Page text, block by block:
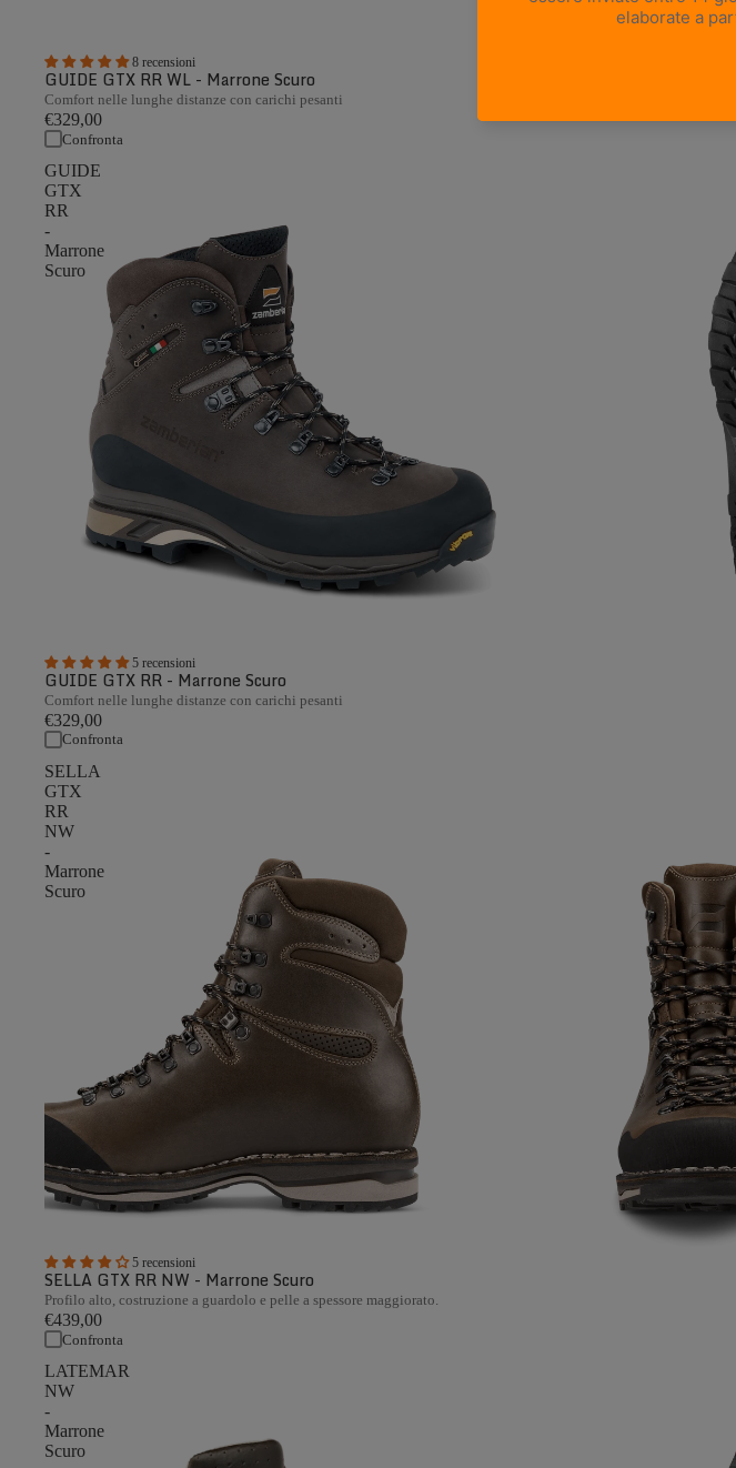
8 recensioni
GUIDE GTX RR WL - Marrone Scuro
Comfort nelle lunghe distanze con carichi pesanti
€329,00
Confronta
GUIDE
GTX
RR
-
Marrone
Scuro
5 recensioni
GUIDE GTX RR - Marrone Scuro
Comfort nelle lunghe distanze con carichi pesanti
€329,00
Confronta
SELLA
GTX
RR
NW
-
Marrone
Scuro
5 recensioni
SELLA GTX RR NW - Marrone Scuro
Profilo alto, costruzione a guardolo e pelle a spessore maggiorato.
€439,00
Confronta
LATEMAR
NW
-
Marrone
Scuro